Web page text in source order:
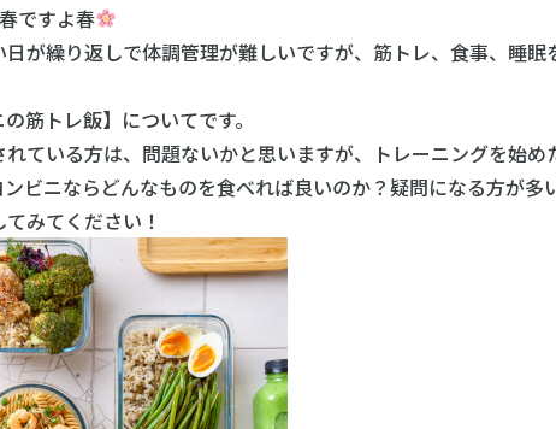
ですよ春
が繰り返しで体調管理が難しいですが、筋トレ、食事、睡眠
筋トレ飯】についてです。
れている方は、問題ないかと思いますが、トレーニングを始
ビニならどんなものを食べれば良いのか？疑問になる方が多
みてください！